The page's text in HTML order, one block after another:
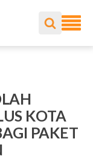
KOTA
PAKET